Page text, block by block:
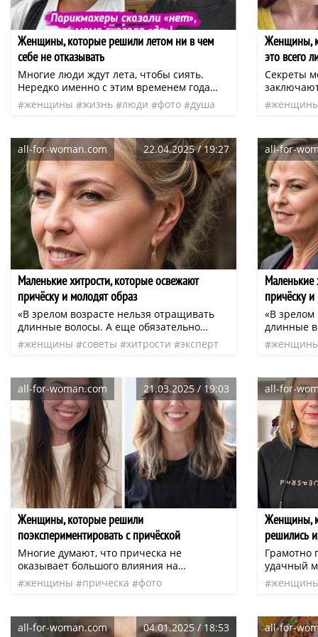
помогло во
следить
сейчас» «Мне 55. Я наконец-то подобрала
волосами» «Вчера впервые
пойти на
раньше
чтобы
смогла
в планке.
Женщины, которые решили летом ни в чем
себе не отказывать
Многие люди ждут лета, чтобы сиять.
Нередко именно с этим временем года
связано желание сделать нетипичную
стрижку, яркий макияж или дополнить
нарядом. И даже если кто-то считает, что
все это слишком или чересчур, то героини
нашей статьи уверены: ничье бесценное
мнение не помешает им выглядеть круто
этим летом.
женщины жизнь люди фото
душа
Женщины,
это всего
Секреты
Многие
all-for-woman.com 22.04.2025 / 19:27
Маленькие хитрости, которые освежают
причёску и молодят образ
«В зрелом возрасте нельзя отращивать
длинные волосы. А еще обязательно
закрашивайте седину». Забудьте эти
старомодные советы.
женщины советы хитрости
эксперт
all-for-
Маленькие
причёску
«В зрелом
длинные
all-for-woman.com 21.03.2025 / 19:03
Женщины, которые решили
поэкспериментировать с причёской
Многие думают, что прическа не
оказывает большого влияния на
внешность. Однако всего один удачно
подобранный оттенок или новая длина
что он сам с трудом узнает себя в зеркале.
Наши героини стали ярким
женщины прическа фото
all-for-
Женщины,
решились
Грамотно
удачный
сделают
перемены,
которые
all-for-woman.com 04.01.2025 / 18:53 all-for-